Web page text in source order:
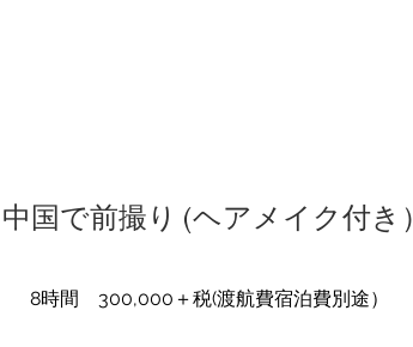
8時間 300,000＋税(渡航費宿泊費別途）
中国で前撮り (ヘアメイク付き）